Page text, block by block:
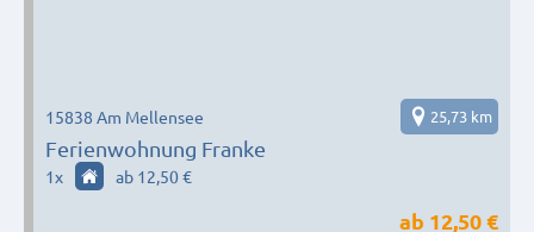
Ferienwohnung Franke
15838 Am Mellensee 25,73 km
1x ab 12,50 €
ab 12,50 €